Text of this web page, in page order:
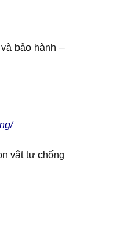
bảo hành –
vật tư chống